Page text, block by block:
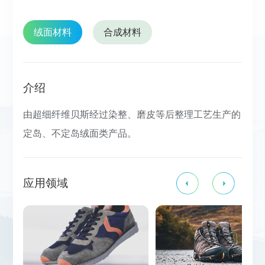
绒面材料 合成材料
介绍
由超细纤维贝斯经过染整、磨皮等后整理工艺生产的
定岛、不定岛绒面类产品。
应用领域